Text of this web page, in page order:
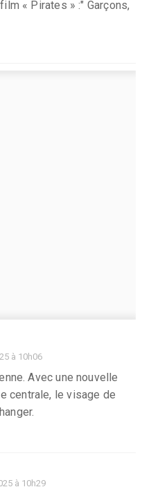
« Pirates » :" Garçons,
à 10h06
Avec une nouvelle
centrale, le visage de
à 10h29